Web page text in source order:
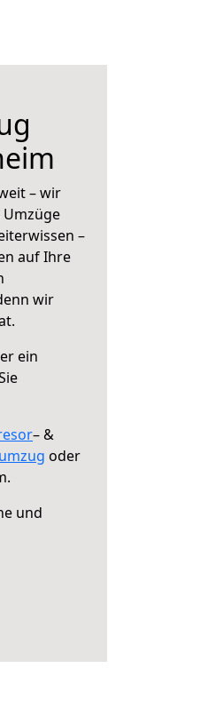
– wir
Umzüge
–
auf Ihre
wir
ein
– &
oder
und